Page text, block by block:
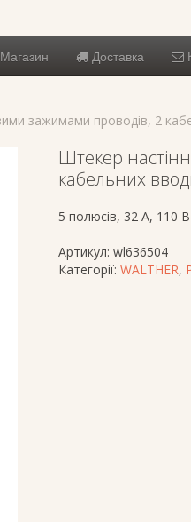
Магазин Доставка
зажимами проводів, 2
Штекер
кабельних
5 полюсів, 32 A, 110 В
Артикул: wl636504
Категорії: WALTHER,